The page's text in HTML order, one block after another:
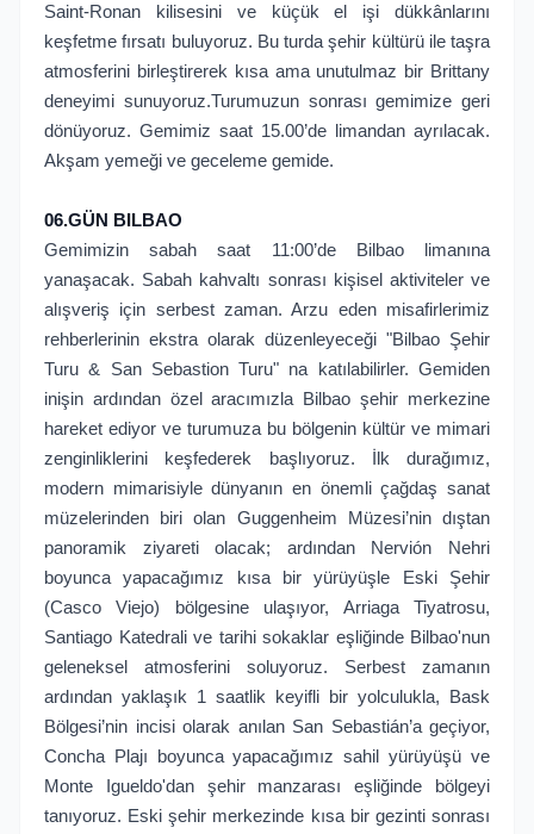
Saint-Ronan kilisesini ve küçük el işi dükkânlarını
keşfetme fırsatı buluyoruz. Bu turda şehir kültürü ile taşra
atmosferini birleştirerek kısa ama unutulmaz bir Brittany
deneyimi sunuyoruz.Turumuzun sonrası gemimize geri
dönüyoruz. Gemimiz saat 15.00’de limandan ayrılacak.
Akşam yemeği ve geceleme gemide.
06.GÜN BILBAO
Gemimizin sabah saat 11:00’de Bilbao limanına
yanaşacak. Sabah kahvaltı sonrası kişisel aktiviteler ve
alışveriş için serbest zaman. Arzu eden misafirlerimiz
rehberlerinin ekstra olarak düzenleyeceği "Bilbao Şehir
Turu & San Sebastion Turu" na katılabilirler. Gemiden
inişin ardından özel aracımızla Bilbao şehir merkezine
hareket ediyor ve turumuza bu bölgenin kültür ve mimari
zenginliklerini keşfederek başlıyoruz. İlk durağımız,
modern mimarisiyle dünyanın en önemli çağdaş sanat
müzelerinden biri olan Guggenheim Müzesi’nin dıştan
panoramik ziyareti olacak; ardından Nervión Nehri
boyunca yapacağımız kısa bir yürüyüşle Eski Şehir
(Casco Viejo) bölgesine ulaşıyor, Arriaga Tiyatrosu,
Santiago Katedrali ve tarihi sokaklar eşliğinde Bilbao'nun
geleneksel atmosferini soluyoruz. Serbest zamanın
ardından yaklaşık 1 saatlik keyifli bir yolculukla, Bask
Bölgesi’nin incisi olarak anılan San Sebastián’a geçiyor,
Concha Plajı boyunca yapacağımız sahil yürüyüşü ve
Monte Igueldo'dan şehir manzarası eşliğinde bölgeyi
tanıyoruz. Eski şehir merkezinde kısa bir gezinti sonrası